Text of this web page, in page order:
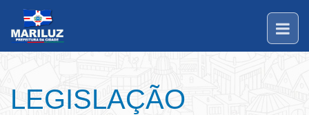
LEGISLAÇÃO